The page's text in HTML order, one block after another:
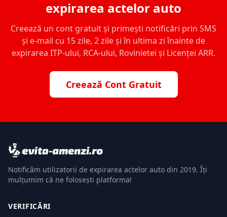
expirarea actelor auto
Creează un cont gratuit și primești notificări prin SMS
și e-mail cu 15 zile, 2 zile și în ultima zi înainte de
expirarea ITP-ului, RCA-ului, Rovinietei și Licenței ARR.
Creează Cont Gratuit
Notificăm utilizatorii de expirarea actelor auto din 2019. Îți
mulțumim că ne folosești platforma!
VERIFICĂRI